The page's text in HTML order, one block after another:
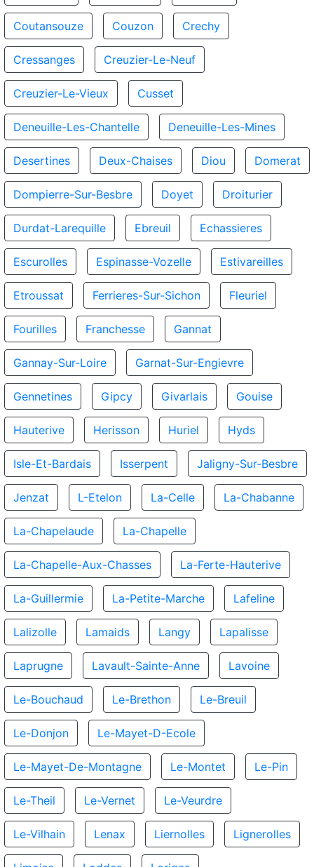
Coutansouze Couzon Crechy
Cressanges Creuzier-Le-Neuf
Creuzier-Le-Vieux Cusset
Deneuille-Les-Chantelle Deneuille-Les-Mines
Desertines Deux-Chaises Diou Domerat
Dompierre-Sur-Besbre Doyet Droiturier
Durdat-Larequille Ebreuil Echassieres
Escurolles Espinasse-Vozelle Estivareilles
Etroussat Ferrieres-Sur-Sichon Fleuriel
Fourilles Franchesse Gannat
Gannay-Sur-Loire Garnat-Sur-Engievre
Gennetines Gipcy Givarlais Gouise
Hauterive Herisson Huriel Hyds
Isle-Et-Bardais Isserpent Jaligny-Sur-Besbre
Jenzat L-Etelon La-Celle La-Chabanne
La-Chapelaude La-Chapelle
La-Chapelle-Aux-Chasses La-Ferte-Hauterive
La-Guillermie La-Petite-Marche Lafeline
Lalizolle Lamaids Langy Lapalisse
Laprugne Lavault-Sainte-Anne Lavoine
Le-Bouchaud Le-Brethon Le-Breuil
Le-Donjon Le-Mayet-D-Ecole
Le-Mayet-De-Montagne Le-Montet Le-Pin
Le-Theil Le-Vernet Le-Veurdre
Le-Vilhain Lenax Liernolles Lignerolles